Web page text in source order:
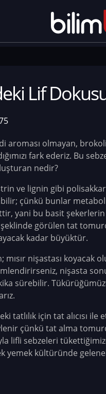
Lif
aroması olmayan,
fark ederiz. Bu
nedir?
ve lignin gibi
çünkü bunlar
yani bu basit
görülen tat
kadar büyüktür.
nişastası koyacak
nişasta
sürebilir.
tatlılık için tat alıcısı
çünkü tat alma
lifli sebzeleri
yemek kültüründe